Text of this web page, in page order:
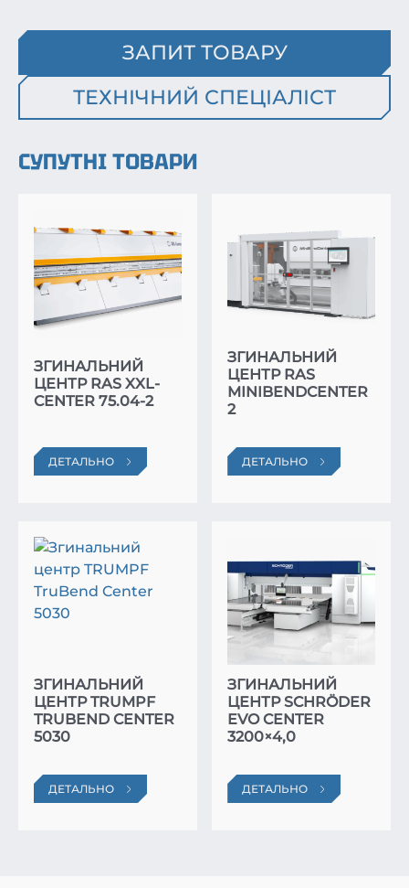
ЗАПИТ ТОВАРУ
ТЕХНІЧНИЙ СПЕЦІАЛІСТ
СУПУТНІ ТОВАРИ
ЗГИНАЛЬНИЙ
ЦЕНТР RAS XXL-
CENTER 75.04-2
ДЕТАЛЬНО
ЗГИНАЛЬНИЙ
ЦЕНТР RAS
MINIBENDCENTER
2
ДЕТАЛЬНО
ЗГИНАЛЬНИЙ
ЦЕНТР TRUMPF
TRUBEND CENTER
5030
ДЕТАЛЬНО
ЗГИНАЛЬНИЙ
ЦЕНТР SCHRÖDER
EVO CENTER
3200×4,0
ДЕТАЛЬНО